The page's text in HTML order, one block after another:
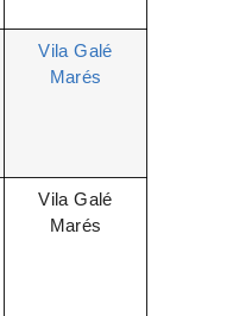
Vila Galé
Marés
Vila Galé
Marés